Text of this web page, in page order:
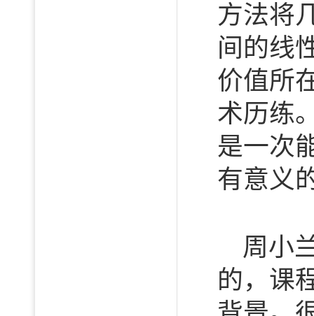
方法将
间的线
价值所
术历练
是一次
有意义
周小
的，课